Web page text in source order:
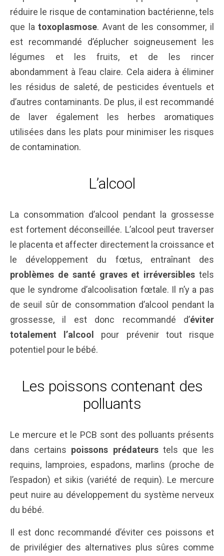
réduire le risque de contamination bactérienne, tels
que latoxoplasmose. Avant de les consommer, il
est recommandé d’éplucher soigneusement les
légumes et les fruits, et de les rincer
abondamment à l’eau claire. Cela aidera à éliminer
les résidus de saleté, de pesticides éventuels et
d’autres contaminants. De plus, il est recommandé
de laver également les herbes aromatiques
utilisées dans les plats pour minimiser les risques
de contamination.
L’alcool
La consommation d’alcool pendant la grossesse
est fortement déconseillée. L’alcool peut traverser
le placenta et affecter directement la croissance et
le développement du fœtus, entraînant des
problèmes de santé graves et irréversibles tels
que le syndrome d’alcoolisation fœtale. Il n’y a pas
de seuil sûr de consommation d’alcool pendant la
grossesse, il est donc recommandé d’éviter
totalement l’alcool pour prévenir tout risque
potentiel pour le bébé.
Les poissons contenant des
polluants
Le mercure et le PCB sont des polluants présents
dans certains poissons prédateurstels que les
requins, lamproies, espadons, marlins (proche de
l’espadon) et sikis (variété de requin). Le mercure
peut nuire au développement du système nerveux
du bébé.
Il est donc recommandé d’éviter ces poissons et
de privilégier des alternatives plus sûres comme